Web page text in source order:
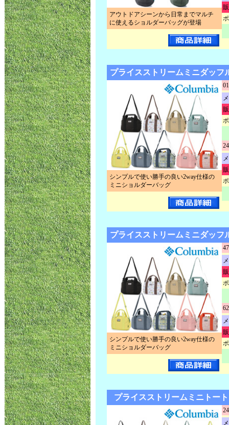
アウトドアシーンから日常までマルチ
に使えるショルダーバッグが登場
プライスストリームミニダッフ
シンプルで使い勝手の良い2way仕様の
ミニショルダーバッグ
プライスストリームミニダッフ
シンプルで使い勝手の良い2way仕様の
ミニショルダーバッグ
プライスストリームミニトー